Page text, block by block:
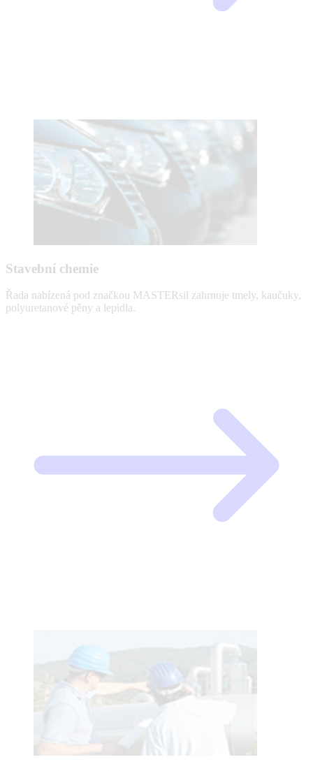
Stavební chemie
Řada nabízená pod značkou MASTERsil zahrnuje tmely, kaučuky,
polyuretanové pěny a lepidla.